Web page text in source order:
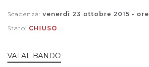
Scadenza: venerdì 23 ottobre 2015 - ore
Stato: CHIUSO
VAI AL BANDO